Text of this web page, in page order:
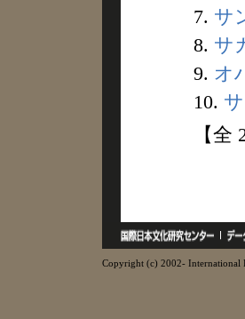
7. サ
8. サ
9. オ
10.
【全
Copyright (c) 2002- International